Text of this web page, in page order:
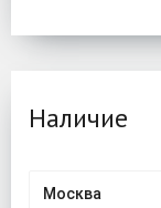
Наличие
Москва